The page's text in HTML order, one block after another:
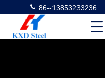
86--13853233236